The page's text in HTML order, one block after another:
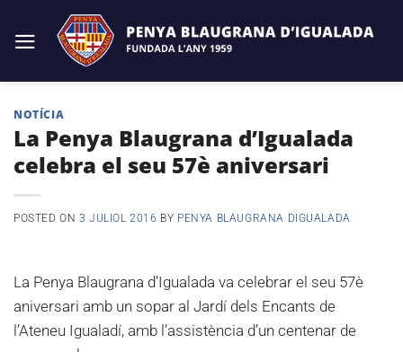
NOTÍCIA
La Penya Blaugrana d’Igualada
celebra el seu 57è aniversari
POSTED ON 3 JULIOL 2016 BY PENYA BLAUGRANA DIGUALADA
La Penya Blaugrana d’Igualada va celebrar el seu 57è
aniversari amb un sopar al Jardí dels Encants de
l’Ateneu Igualadí, amb l’assistència d’un centenar de